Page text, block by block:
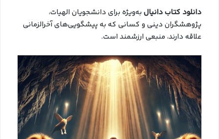
دانلود کتاب دانیالبه‌ویژه برای دانشجویان الهیات،
پژوهشگران دینی و کسانی که به پیشگویی‌های آخرالزمانی
علاقه دارند، منبعی ارزشمند است.